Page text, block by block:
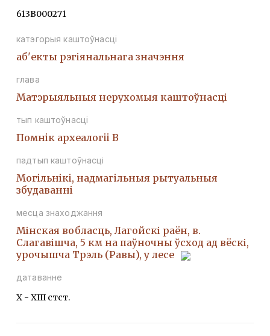
613В000271
катэгорыя каштоўнасці
аб'екты рэгіянальнага значэння
глава
Матэрыяльныя нерухомыя каштоўнасці
тып каштоўнасці
Помнiк археалогii В
падтып каштоўнасці
Могiльнiкi, надмагiльныя рытуальныя
збудаваннi
месца знаходжання
Мінская вобласць, Лагойскі раён, в.
Слагавішча, 5 км на паўночны ўсход ад вёскі,
урочышча Трэль (Равы), у лесе
датаванне
X - XIII стст.